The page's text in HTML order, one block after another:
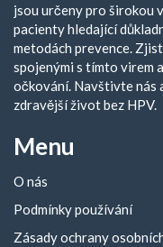
jsou určeny pro širokou
pacienty hledající
metodách prevence.
spojenými s tímto virem
očkování. Navštivte nás
zdravější život bez HPV.
Menu
O nás
Podmínky používání
Zásady ochrany